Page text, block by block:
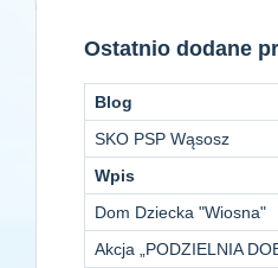
Ostatnio dodane
Blog
SKO PSP Wąsosz
Wpis
Dom Dziecka "Wiosna"
Akcja „PODZIELNIA